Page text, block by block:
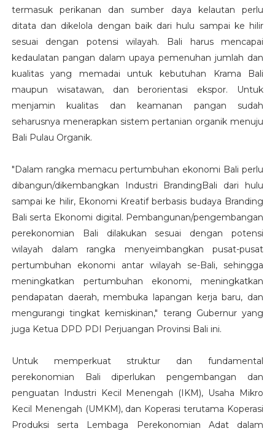
termasuk perikanan dan sumber daya kelautan perlu
ditata dan dikelola dengan baik dari hulu sampai ke hilir
sesuai dengan potensi wilayah. Bali harus mencapai
kedaulatan pangan dalam upaya pemenuhan jumlah dan
kualitas yang memadai untuk kebutuhan Krama Bali
maupun wisatawan, dan berorientasi ekspor. Untuk
menjamin kualitas dan keamanan pangan sudah
seharusnya menerapkan sistem pertanian organik menuju
Bali Pulau Organik.
"Dalam rangka memacu pertumbuhan ekonomi Bali perlu
dibangun/dikembangkan Industri BrandingBali dari hulu
sampai ke hilir, Ekonomi Kreatif berbasis budaya Branding
Bali serta Ekonomi digital. Pembangunan/pengembangan
perekonomian Bali dilakukan sesuai dengan potensi
wilayah dalam rangka menyeimbangkan pusat-pusat
pertumbuhan ekonomi antar wilayah se-Bali, sehingga
meningkatkan pertumbuhan ekonomi, meningkatkan
pendapatan daerah, membuka lapangan kerja baru, dan
mengurangi tingkat kemiskinan," terang Gubernur yang
juga Ketua DPD PDI Perjuangan Provinsi Bali ini.
Untuk memperkuat struktur dan fundamental
perekonomian Bali diperlukan pengembangan dan
penguatan Industri Kecil Menengah (IKM), Usaha Mikro
Kecil Menengah (UMKM), dan Koperasi terutama Koperasi
Produksi serta Lembaga Perekonomian Adat dalam